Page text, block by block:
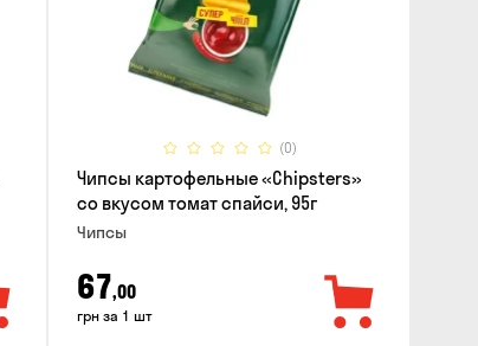
(0)
Чипсы картофельные «Chipsters»
со вкусом томат спайси, 95г
Чипсы
67,00
грн за 1 шт